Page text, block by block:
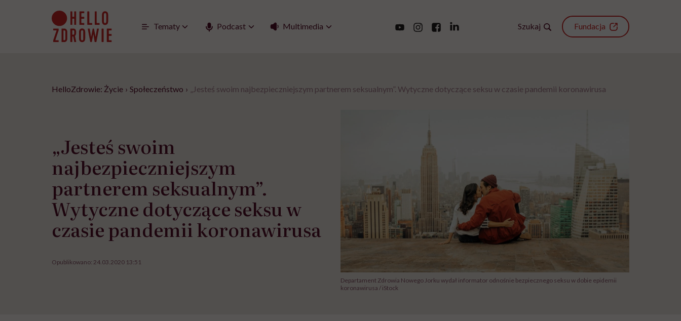
Tematy Podcast Multimedia Szukaj Fundacja
HelloZdrowie: Życie › Społeczeństwo › „Jesteś swoim najbezpieczniejszym partnerem seksualnym”. Wytyczne dotyczące seksu w czasie pandemii koronawirusa
„Jesteś swoim
najbezpieczniejszym
partnerem seksualnym”.
Wytyczne dotyczące seksu w
czasie pandemii koronawirusa
Opublikowano: 24.03.2020 13:51
Departament Zdrowia Nowego Jorku wydał informator odnośnie bezpiecznego seksu w dobie epidemii
koronawirusa / iStock